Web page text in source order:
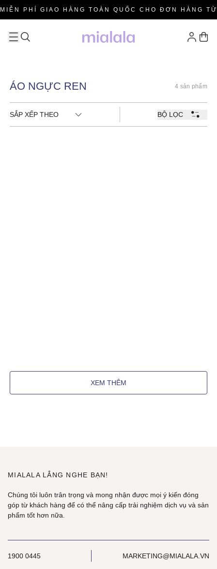
MIỄN PHÍ GIAO HÀNG TOÀN QUỐC CHO ĐƠN HÀNG
ÁO NGỰC REN 4 sản phẩm
SẮP XẾP THEO BỘ LỌC
XEM THÊM
MIALALA LẮNG NGHE BẠN!
Chúng tôi luôn trân trọng và mong nhận được mọi ý kiến đóng
góp từ khách hàng để có thể nâng cấp trải nghiệm dịch vụ và sản
phẩm tốt hơn nữa.
1900 0445 MARKETING@MIALALA.VN